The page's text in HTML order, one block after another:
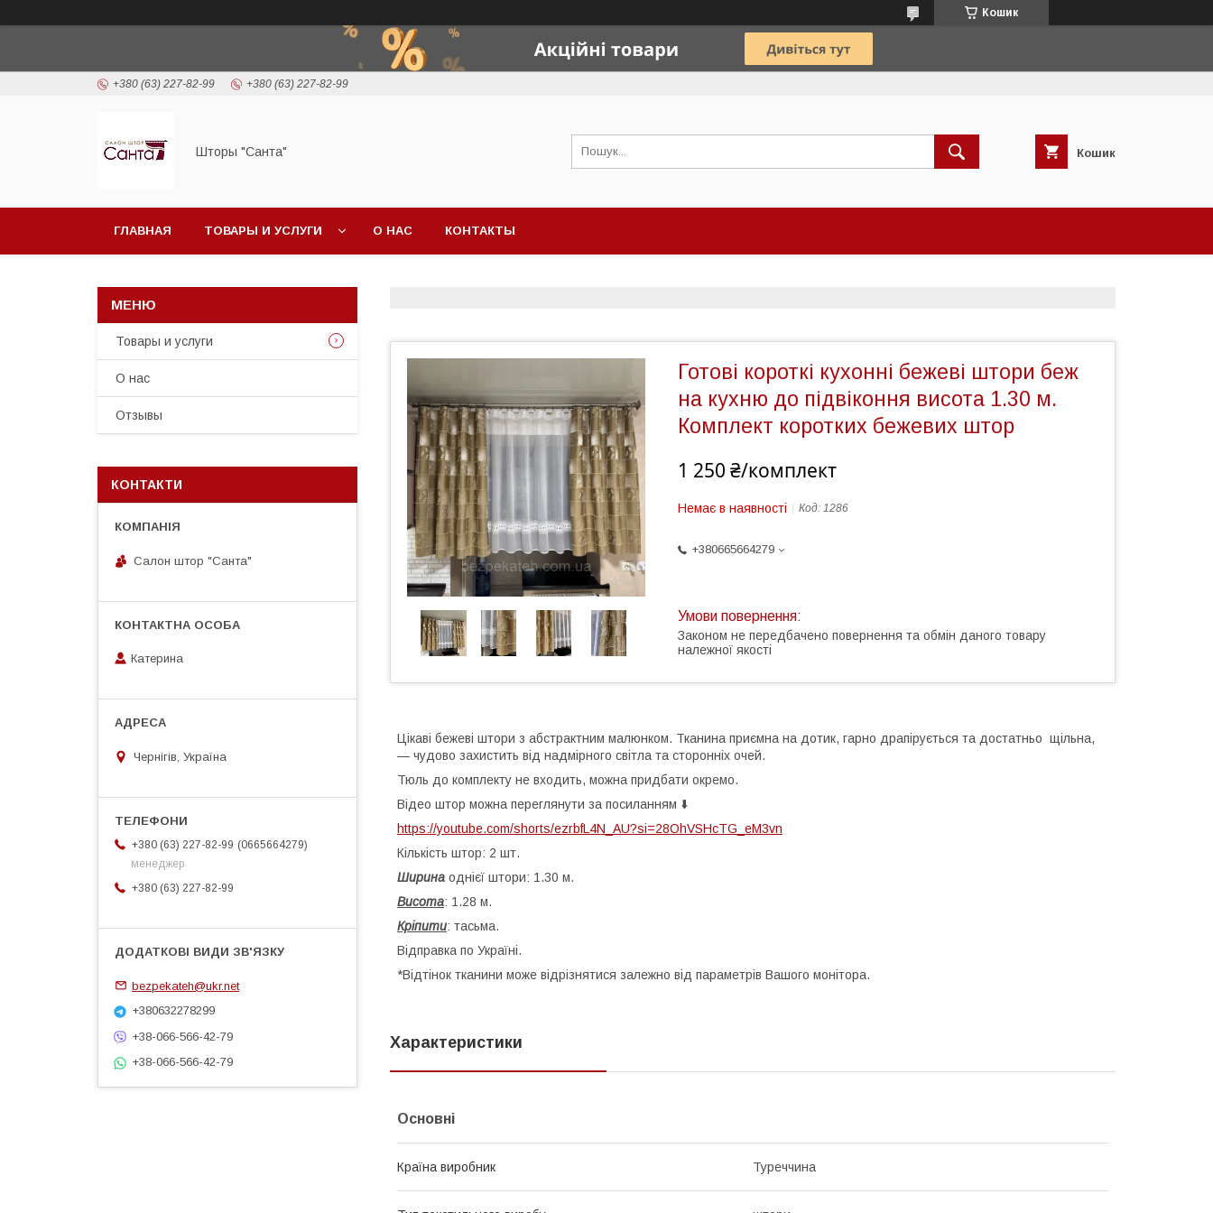
Кошик
+380 (63) 227-82-99 +380 (63) 227-82-99
Шторы "Санта" Кошик
ГЛАВНАЯ ТОВАРЫ И УСЛУГИ О НАС КОНТАКТЫ
Готові короткі кухонні бежеві штори беж
на кухню до підвіконня висота 1.30 м.
Комплект коротких бежевих штор
1 250 ₴/комплект
Немає в наявності Код: 1286
+380665664279
Законом не передбачено повернення та обмін даного товару
належної якості
Цікаві бежеві штори з абстрактним малюнком. Тканина приємна на дотик, гарно драпірується та достатньо щільна,
— чудово захистить від надмірного світла та сторонніх очей.
Тюль до комплекту не входить, можна придбати окремо.
Відео штор можна переглянути за посиланням ⬇️
https://youtube.com/shorts/ezrbfL4N_AU?si=28OhVSHcTG_eM3vn
Кількість штор: 2 шт.
Ширина однієї штори: 1.30 м.
Висота: 1.28 м.
Кріпити: тасьма.
Відправка по Україні.
*Відтінок тканини може відрізнятися залежно від параметрів Вашого монітора.
Характеристики
Основні
Країна виробник Туреччина
Товары и услуги
О нас
Отзывы
КОНТАКТИ
Салон штор "Санта"
Катерина
Чернігів, Україна
+380 (63) 227-82-99
0665664279
менеджер
+380 (63) 227-82-99
bezpekateh@ukr.net
+380632278299
+38-066-566-42-79
+38-066-566-42-79